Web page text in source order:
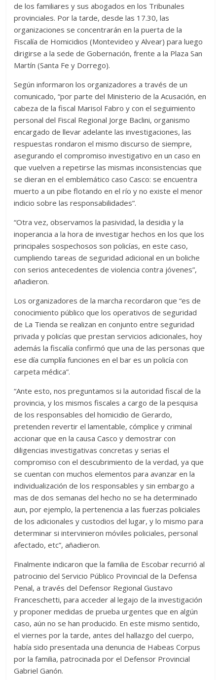
de los familiares y sus abogados en los Tribunales
provinciales. Por la tarde, desde las 17.30, las
organizaciones se concentrarán en la puerta de la
Fiscalía de Homicidios (Montevideo y Alvear) para luego
dirigirse a la sede de Gobernación, frente a la Plaza San
Martín (Santa Fe y Dorrego).
Según informaron los organizadores a través de un
comunicado, “por parte del Ministerio de la Acusación, en
cabeza de la fiscal Marisol Fabro y con el seguimiento
personal del Fiscal Regional Jorge Baclini, organismo
encargado de llevar adelante las investigaciones, las
respuestas rondaron el mismo discurso de siempre,
asegurando el compromiso investigativo en un caso en
que vuelven a repetirse las mismas inconsistencias que
se dieran en el emblemático caso Casco: se encuentra
muerto a un pibe flotando en el río y no existe el menor
indicio sobre las responsabilidades”.
“Otra vez, observamos la pasividad, la desidia y la
inoperancia a la hora de investigar hechos en los que los
principales sospechosos son policías, en este caso,
cumpliendo tareas de seguridad adicional en un boliche
con serios antecedentes de violencia contra jóvenes”,
añadieron.
Los organizadores de la marcha recordaron que “es de
conocimiento público que los operativos de seguridad
de La Tienda se realizan en conjunto entre seguridad
privada y policías que prestan servicios adicionales, hoy
además la fiscalía confirmó que una de las personas que
ese día cumplía funciones en el bar es un policía con
carpeta médica”.
“Ante esto, nos preguntamos si la autoridad fiscal de la
provincia, y los mismos fiscales a cargo de la pesquisa
de los responsables del homicidio de Gerardo,
pretenden revertir el lamentable, cómplice y criminal
accionar que en la causa Casco y demostrar con
diligencias investigativas concretas y serias el
compromiso con el descubrimiento de la verdad, ya que
se cuentan con muchos elementos para avanzar en la
individualización de los responsables y sin embargo a
mas de dos semanas del hecho no se ha determinado
aun, por ejemplo, la pertenencia a las fuerzas policiales
de los adicionales y custodios del lugar, y lo mismo para
determinar si intervinieron móviles policiales, personal
afectado, etc”, añadieron.
Finalmente indicaron que la familia de Escobar recurrió al
patrocinio del Servicio Público Provincial de la Defensa
Penal, a través del Defensor Regional Gustavo
Franceschetti, para acceder al legajo de la investigación
y proponer medidas de prueba urgentes que en algún
caso, aún no se han producido. En este mismo sentido,
el viernes por la tarde, antes del hallazgo del cuerpo,
había sido presentada una denuncia de Habeas Corpus
por la familia, patrocinada por el Defensor Provincial
Gabriel Ganón.